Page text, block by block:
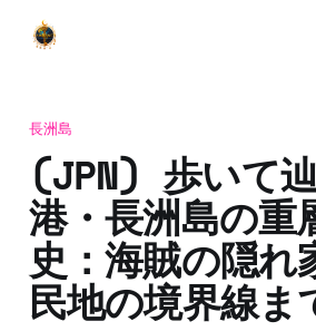
長洲島
(JPN) 歩いて
港・長洲島の重
史：海賊の隠れ
民地の境界線ま